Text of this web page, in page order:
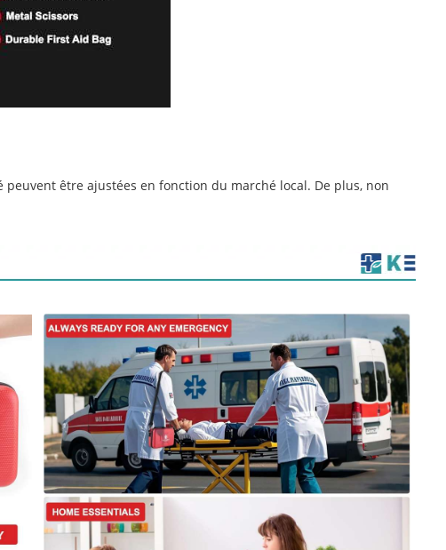
être ajustées en fonction du marché local. De plus, non